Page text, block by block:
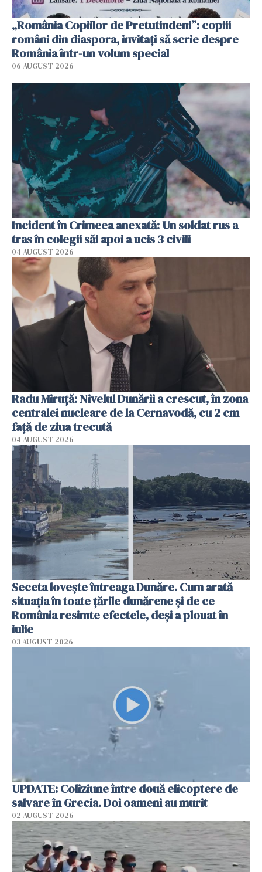
„România Copiilor de Pretutindeni”: copiii
români din diaspora, invitați să scrie despre
România într-un volum special
06 AUGUST 2026
Incident în Crimeea anexată: Un soldat rus a
tras în colegii săi apoi a ucis 3 civili
04 AUGUST 2026
Radu Miruţă: Nivelul Dunării a crescut, în zona
centralei nucleare de la Cernavodă, cu 2 cm
faţă de ziua trecută
04 AUGUST 2026
Seceta lovește întreaga Dunăre. Cum arată
situația în toate țările dunărene și de ce
România resimte efectele, deși a plouat în
iulie
03 AUGUST 2026
UPDATE: Coliziune între două elicoptere de
salvare în Grecia. Doi oameni au murit
02 AUGUST 2026